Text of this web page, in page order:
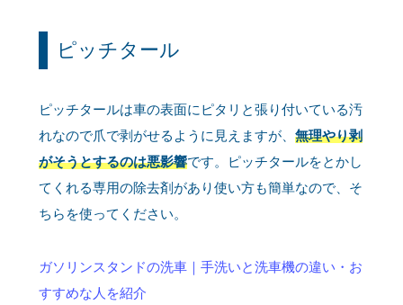
ピッチタール
ピッチタールは車の表面にピタリと張り付いている汚
れなので爪で剥がせるように見えますが、 無理やり剥
がそうとするのは悪影響です。ピッチタールをとかし
てくれる専用の除去剤があり使い方も簡単なので、そ
ちらを使ってください。
ガソリンスタンドの洗車｜手洗いと洗車機の違い・お
すすめな人を紹介